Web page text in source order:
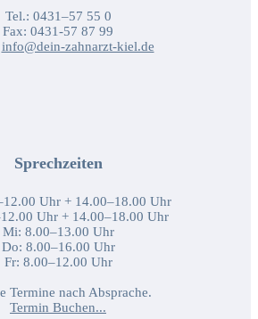
Tel.: 0431–57 55 0
Fax: 0431-57 87 99
info@dein-zahnarzt-kiel.de
Sprechzeiten
Uhr + 14.00–18.00 Uhr
Uhr + 14.00–18.00 Uhr
Mi: 8.00–13.00 Uhr
Do: 8.00–16.00 Uhr
Fr: 8.00–12.00 Uhr
Termine nach Absprache.
Termin Buchen...